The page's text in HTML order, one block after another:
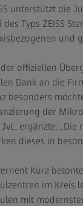
unterstützt die
des Typs ZEISS
und
offiziellen
Dank an die
besonders
der
ergänzte:
dieses in
Kurz
im Kreis
mit